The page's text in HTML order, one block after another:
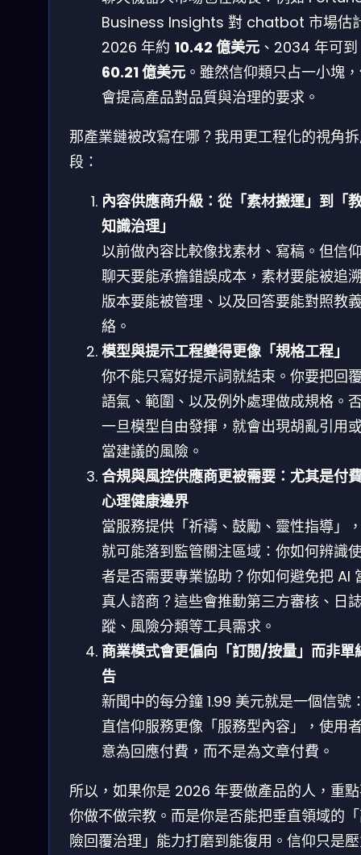
Business Insights 對 chatbot 市場估
2026 年約 10.42 億美元 、2034 年可到
60.21 億美元 。雖然信仰類只占一小塊
會提高產品對品質與治理的要求。
那產業鏈被改寫在哪？我用更工程化的視角
段：
內容供應商升級：從「素材搬運」到「
知識治理」
以前做內容比較像找素材、寫稿。但信
聊天要能承擔錯誤成本，素材要能被追
版本要能被管理、以及回答要能對照教
絡。
模型與提示工程變得更像「規格工程」
你不能只寫好提示詞就結束。你要把回
語氣、範圍、以及例外處理做成規格。
一旦模型自由發揮，就會出現胡亂引用
當建議的風險。
合規與風控供應商更被需要：尤其是付
心理健康邊界
當服務提供「祈禱、鼓勵、靈性指導」
就可能落到監管關注區域：你如何辨識
者是否需要專業協助？你如何避免把 AI
真人諮商？這些會推動第三方審核、日
蹤、風險分類等工具需求。
商業模式會更偏向「訂閱/按量」而非單
告
新聞中的每分鐘 1.99 美元就是一個信號
直信仰服務更像「服務型內容」，使用
意為回應付費，而不是為文章付費。
所以，如果你是 2026 年要做產品的人，重
你做不做宗教。而是你是否能把垂直領域的
險回覆治理」能力打磨到能復用。信仰只是